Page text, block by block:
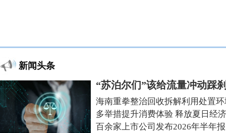
新闻头条
“苏泊尔们”该给流量冲动踩
海南重拳整治回收拆解利用处置
多举措提升消费体验 释放夏日经
百余家上市公司发布2026年半年报